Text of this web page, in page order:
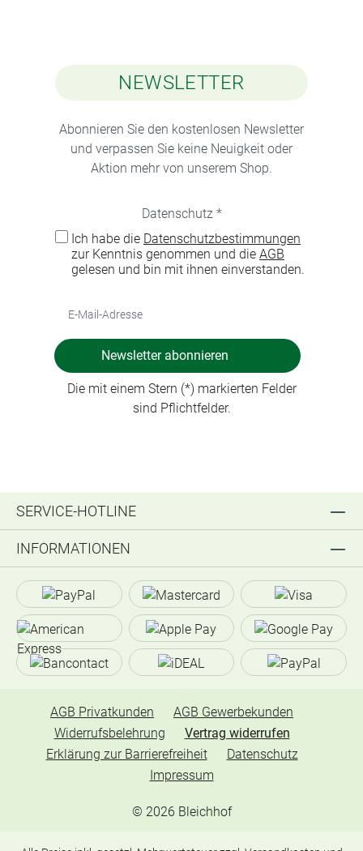
NEWSLETTER
Abonnieren Sie den kostenlosen Newsletter
und verpassen Sie keine Neuigkeit oder
Aktion mehr von unserem Shop.
Datenschutz *
Ich habe die Datenschutzbestimmungen
zur Kenntnis genommen und die AGB
gelesen und bin mit ihnen einverstanden.
Newsletter abonnieren
Die mit einem Stern (*) markierten Felder
sind Pflichtfelder.
SERVICE-HOTLINE
INFORMATIONEN
© 2026 Bleichhof
AGB Privatkunden
AGB Gewerbekunden
Widerrufsbelehrung
Vertrag widerrufen
Erklärung zur Barrierefreiheit
Datenschutz
Impressum